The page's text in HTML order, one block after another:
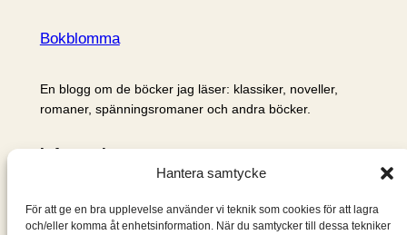
Hantera samtycke
För att ge en bra upplevelse använder vi teknik som cookies för att lagra
och/eller komma åt enhetsinformation. När du samtycker till dessa tekniker
Bokblomma
En blogg om de böcker jag läser: klassiker, noveller,
romaner, spänningsromaner och andra böcker.
Information
Om mig & om bloggen
S